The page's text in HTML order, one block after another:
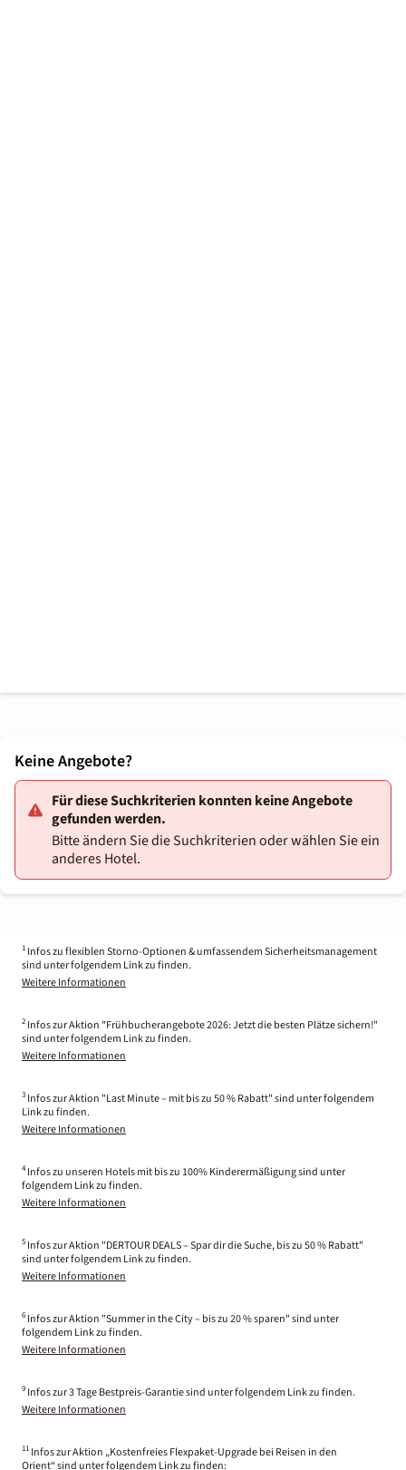
Keine Angebote?
Für diese Suchkriterien konnten keine Angebote
gefunden werden.
Bitte ändern Sie die Suchkriterien oder wählen Sie ein
anderes Hotel.
1 Infos zu flexiblen Storno-Optionen & umfassendem Sicherheitsmanagement
sind unter folgendem Link zu finden.
Weitere Informationen
2 Infos zur Aktion "Frühbucherangebote 2026: Jetzt die besten Plätze sichern!"
sind unter folgendem Link zu finden.
Weitere Informationen
3 Infos zur Aktion "Last Minute – mit bis zu 50 % Rabatt" sind unter folgendem
Link zu finden.
Weitere Informationen
4 Infos zu unseren Hotels mit bis zu 100% Kinderermäßigung sind unter
folgendem Link zu finden.
Weitere Informationen
5 Infos zur Aktion "DERTOUR DEALS – Spar dir die Suche, bis zu 50 % Rabatt"
sind unter folgendem Link zu finden.
Weitere Informationen
6 Infos zur Aktion "Summer in the City – bis zu 20 % sparen" sind unter
folgendem Link zu finden.
Weitere Informationen
9 Infos zur 3 Tage Bestpreis-Garantie sind unter folgendem Link zu finden.
Weitere Informationen
11 Infos zur Aktion „Kostenfreies Flexpaket-Upgrade bei Reisen in den
Orient“ sind unter folgendem Link zu finden: